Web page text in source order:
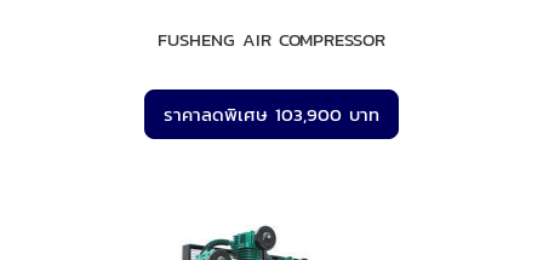
FUSHENG AIR COMPRESSOR
ราคาลดพิเศษ 103,900 บาท